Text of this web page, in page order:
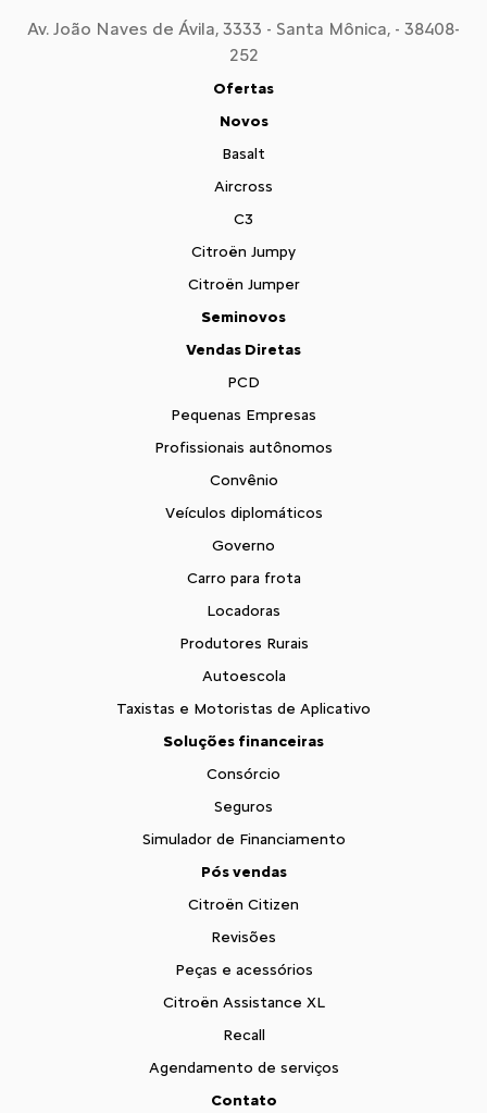
Av. João Naves de Ávila, 3333 - Santa Mônica, - 38408-
252
Ofertas
Novos
Basalt
Aircross
C3
Citroën Jumpy
Citroën Jumper
Seminovos
Vendas Diretas
PCD
Pequenas Empresas
Profissionais autônomos
Convênio
Veículos diplomáticos
Governo
Carro para frota
Locadoras
Produtores Rurais
Autoescola
Taxistas e Motoristas de Aplicativo
Soluções financeiras
Consórcio
Seguros
Simulador de Financiamento
Pós vendas
Citroën Citizen
Revisões
Peças e acessórios
Citroën Assistance XL
Recall
Agendamento de serviços
Contato